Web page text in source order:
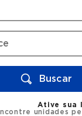
Buscar
Ative sua
unidades